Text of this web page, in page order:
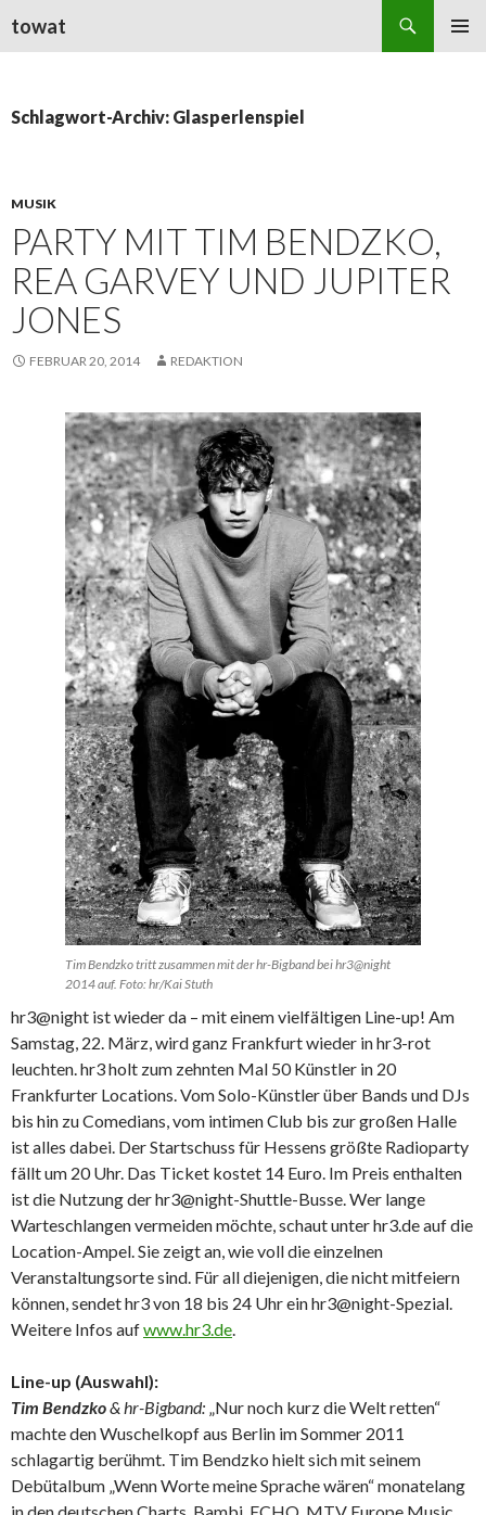
towat
Schlagwort-Archiv: Glasperlenspiel
MUSIK
PARTY MIT TIM BENDZKO,
REA GARVEY UND JUPITER
JONES
FEBRUAR 20, 2014 REDAKTION
Tim Bendzko tritt zusammen mit der hr-Bigband bei hr3@night
2014 auf. Foto: hr/Kai Stuth
hr3@night ist wieder da – mit einem vielfältigen Line-up! Am
Samstag, 22. März, wird ganz Frankfurt wieder in hr3-rot
leuchten. hr3 holt zum zehnten Mal 50 Künstler in 20
Frankfurter Locations. Vom Solo-Künstler über Bands und DJs
bis hin zu Comedians, vom intimen Club bis zur großen Halle
ist alles dabei. Der Startschuss für Hessens größte Radioparty
fällt um 20 Uhr. Das Ticket kostet 14 Euro. Im Preis enthalten
ist die Nutzung der hr3@night-Shuttle-Busse. Wer lange
Warteschlangen vermeiden möchte, schaut unter hr3.de auf die
Location-Ampel. Sie zeigt an, wie voll die einzelnen
Veranstaltungsorte sind. Für all diejenigen, die nicht mitfeiern
können, sendet hr3 von 18 bis 24 Uhr ein hr3@night-Spezial.
Weitere Infos aufwww.hr3.de.
Line-up (Auswahl):
Tim Bendzko& hr-Bigband: „Nur noch kurz die Welt retten“
machte den Wuschelkopf aus Berlin im Sommer 2011
schlagartig berühmt. Tim Bendzko hielt sich mit seinem
Debütalbum „Wenn Worte meine Sprache wären“ monatelang